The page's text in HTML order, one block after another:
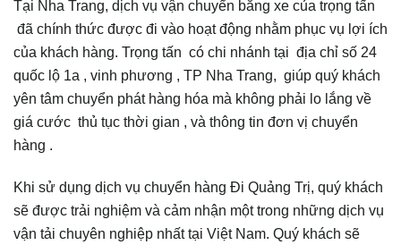
Tại Nha Trang, dịch vụ vận chuyển bằng xe của trọng tấn
đã chính thức được đi vào hoạt động nhằm phục vụ lợi ích
của khách hàng. Trọng tấn có chi nhánh tại địa chỉ số 24
quốc lộ 1a , vinh phương , TP Nha Trang, giúp quý khách
yên tâm chuyển phát hàng hóa mà không phải lo lắng về
giá cước thủ tục thời gian , và thông tin đơn vị chuyển
hàng .
Khi sử dụng dịch vụ chuyển hàng Đi Quảng Trị, quý khách
sẽ được trải nghiệm và cảm nhận một trong những dịch vụ
vận tải chuyên nghiệp nhất tại Việt Nam. Quý khách sẽ